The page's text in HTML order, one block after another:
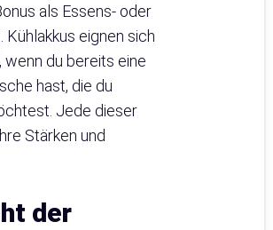
als Essens- oder
Kühlakkus eignen sich
wenn du bereits eine
hast, die du
Jede dieser
Stärken und
der